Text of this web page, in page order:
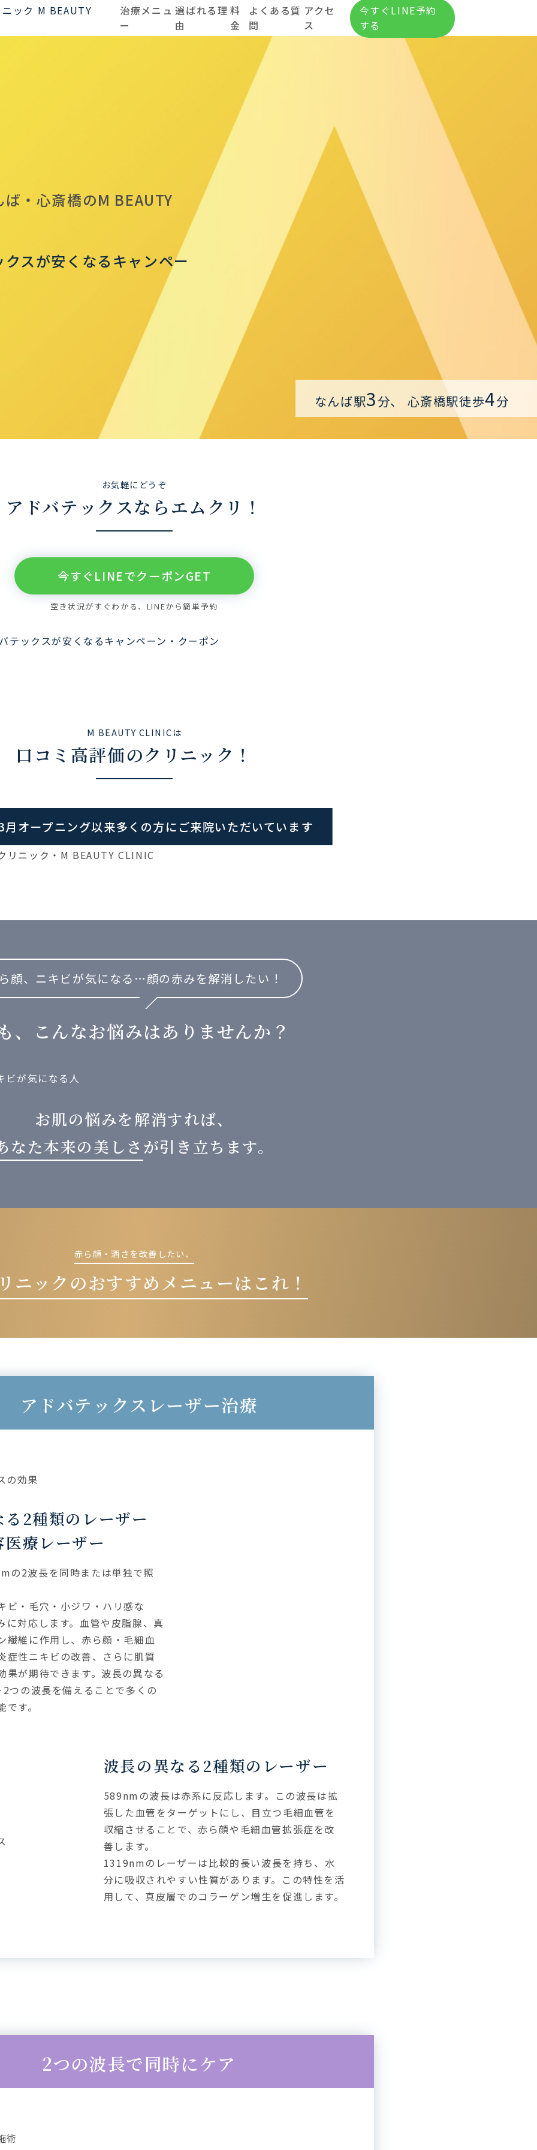
治療メニュ
ー
選ばれる理
由
料
金
よくある質
問
アクセ
ス
今すぐLINE予約
する
なんば駅3分、 心斎橋駅徒歩4分
お気軽にどうぞ
アドバテックスならエムクリ！
今すぐLINEでクーポンGET
空き状況がすぐわかる、LINEから簡単予約
M BEAUTY CLINICは
口コミ高評価のクリニック！
オープニング以来多くの方にご来院いただいています
顔、ニキビが気になる…顔の赤みを解消したい！
、こんなお悩みはありませんか？
お肌の悩みを解消すれば、
なた本来の美しさ が引き立ちます。
赤ら顔・酒さを改善したい、
ニックのおすすめメニューはこれ！
アドバテックス レーザー治療
2種類のレーザー
療レーザー
の2波長を同時または単独で照
ビ・毛穴・小ジワ・ハリ感な
に対応します。血管や皮脂腺、真
繊維に作用し、赤ら顔・毛細血
症性ニキビの改善、さらに肌質
果が期待できます。波長の異なる
つの波長を備えることで多くの
す。
波長の異なる2種類のレーザー
589nmの波長は赤系に反応します。この波長は拡
張した血管をターゲットにし、目立つ毛細血管を
収縮させることで、赤ら顔や毛細血管拡張症を改
善します。
1319nmのレーザーは比較的長い波長を持ち、水
分に吸収されやすい性質があります。この特性を活
用して、真皮層でのコラーゲン増生を促進します。
2つの波長で同時にケア